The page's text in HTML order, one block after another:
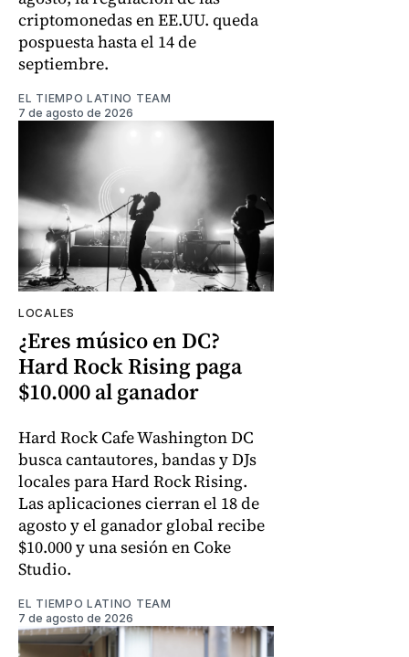
criptomonedas en EE.UU. queda
pospuesta hasta el 14 de
septiembre.
EL TIEMPO LATINO TEAM
7 de agosto de 2026
LOCALES
¿Eres músico en DC?
Hard Rock Rising paga
$10.000 al ganador
Hard Rock Cafe Washington DC
busca cantautores, bandas y DJs
locales para Hard Rock Rising.
Las aplicaciones cierran el 18 de
agosto y el ganador global recibe
$10.000 y una sesión en Coke
Studio.
EL TIEMPO LATINO TEAM
7 de agosto de 2026